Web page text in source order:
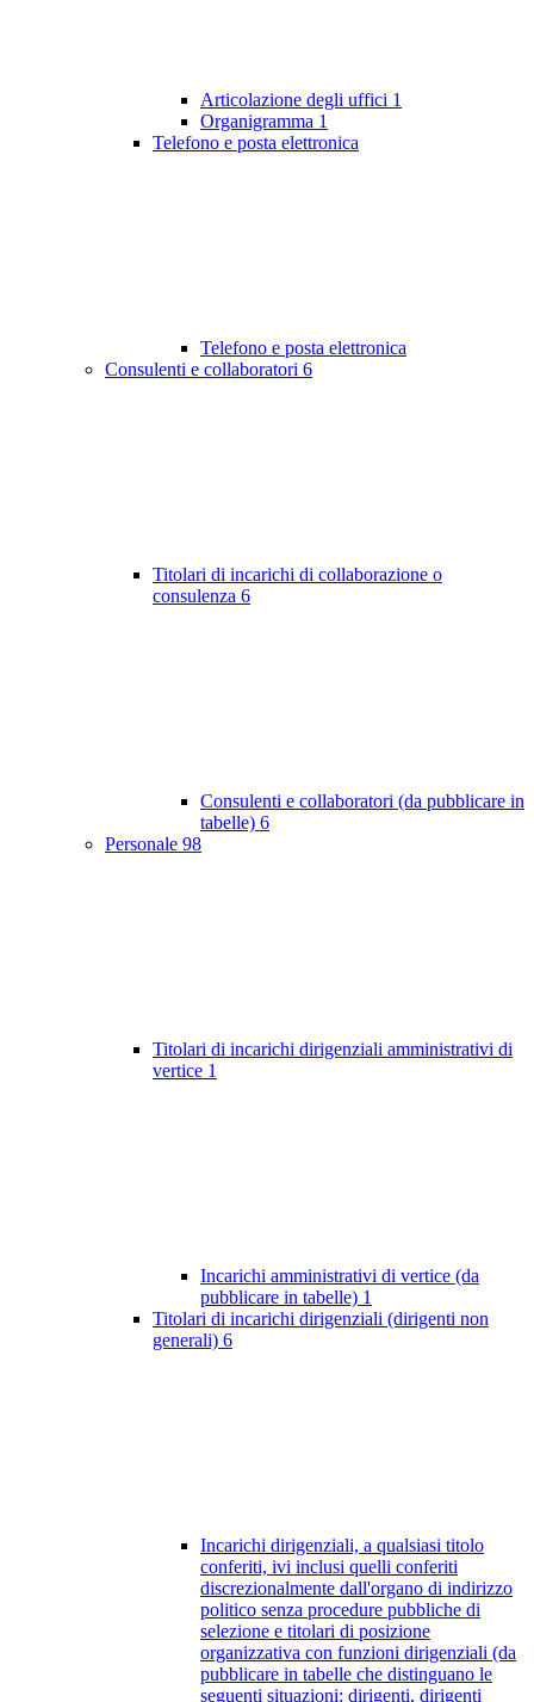
Articolazione degli uffici 1
Organigramma 1
Telefono e posta elettronica
Telefono e posta elettronica
Consulenti e collaboratori 6
Titolari di incarichi di collaborazione o
consulenza 6
Consulenti e collaboratori (da pubblicare in
tabelle) 6
Personale 98
Titolari di incarichi dirigenziali amministrativi di
vertice 1
Incarichi amministrativi di vertice (da
pubblicare in tabelle) 1
Titolari di incarichi dirigenziali (dirigenti non
generali) 6
Incarichi dirigenziali, a qualsiasi titolo
conferiti, ivi inclusi quelli conferiti
discrezionalmente dall'organo di indirizzo
politico senza procedure pubbliche di
selezione e titolari di posizione
organizzativa con funzioni dirigenziali (da
pubblicare in tabelle che distinguano le
seguenti situazioni: dirigenti, dirigenti